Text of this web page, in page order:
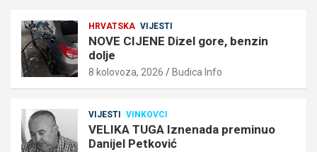
HRVATSKA VIJESTI
NOVE CIJENE Dizel gore, benzin
dolje
8 kolovoza, 2026 Budica Info
VIJESTI VINKOVCI
VELIKA TUGA Iznenada preminuo
Danijel Petković